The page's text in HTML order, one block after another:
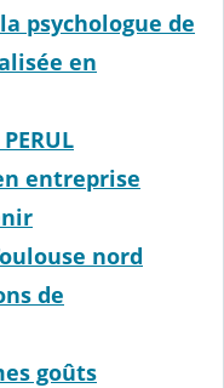
psychologue de
en
entreprise
nord
de
goûts